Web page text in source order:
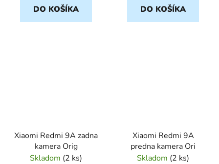
DO KOŠÍKA DO KOŠÍKA
Xiaomi Redmi 9A zadna
kamera Orig
Skladom (2 ks)
Xiaomi Redmi 9A
predna kamera Ori
Skladom (2 ks)